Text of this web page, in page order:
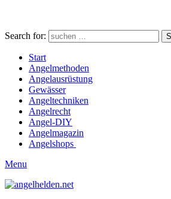
Search for:
Start
Angelmethoden
Angelausrüstung
Gewässer
Angeltechniken
Angelrecht
Angel-DIY
Angelmagazin
Angelshops
Menu